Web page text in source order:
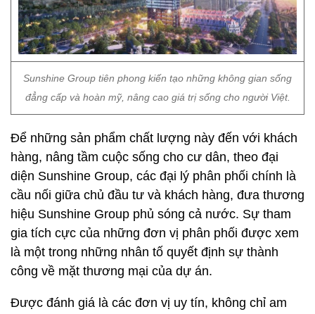
Sunshine Group tiên phong kiến tạo những không gian sống
đẳng cấp và hoàn mỹ, nâng cao giá trị sống cho người Việt.
Để những sản phẩm chất lượng này đến với khách
hàng, nâng tầm cuộc sống cho cư dân, theo đại
diện Sunshine Group, các đại lý phân phối chính là
cầu nối giữa chủ đầu tư và khách hàng, đưa thương
hiệu Sunshine Group phủ sóng cả nước. Sự tham
gia tích cực của những đơn vị phân phối được xem
là một trong những nhân tố quyết định sự thành
công về mặt thương mại của dự án.
Được đánh giá là các đơn vị uy tín, không chỉ am